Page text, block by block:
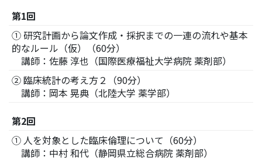
第1回
① 研究計画から論文作成・採択までの一連の流れや基本
的なルール（仮）（60分）
講師：佐藤 淳也（国際医療福祉大学病院 薬剤部）
② 臨床統計の考え方２（90分）
講師：岡本 晃典（北陸大学 薬学部）
第2回
① 人を対象とした臨床倫理について（60分）
講師：中村 和代（静岡県立総合病院 薬剤部）